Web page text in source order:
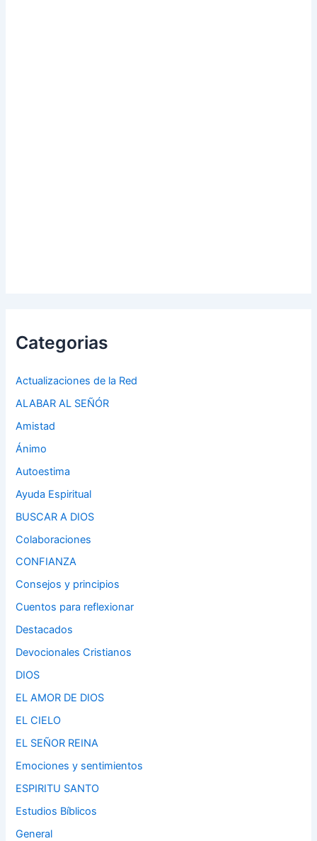
Categorias
Actualizaciones de la Red
ALABAR AL SEÑÓR
Amistad
Ánimo
Autoestima
Ayuda Espiritual
BUSCAR A DIOS
Colaboraciones
CONFIANZA
Consejos y principios
Cuentos para reflexionar
Destacados
Devocionales Cristianos
DIOS
EL AMOR DE DIOS
EL CIELO
EL SEÑOR REINA
Emociones y sentimientos
ESPIRITU SANTO
Estudios Bíblicos
General